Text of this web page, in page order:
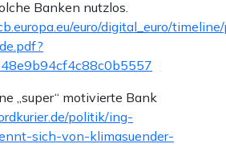
Banken nutzlos.
euro/digital_euro/
„super“ motivierte Bank
politik/ing-
sich-von-klimasuender-